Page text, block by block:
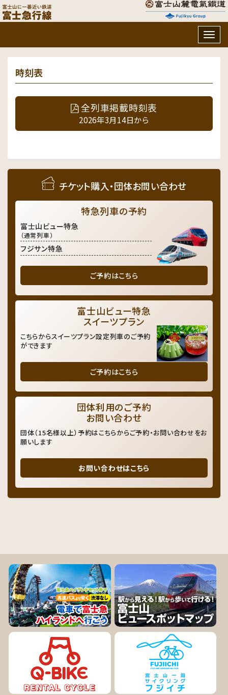
時刻表
全列車掲載時刻表
2026年3月14日から
チケット購入・団体お問い合わせ
特急列車の予約
富士山ビュー特急
（通常列車）
フジサン特急
ご予約はこちら
富士山ビュー特急
スイーツプラン
こちらからスイーツプラン設定列車のご予約
ができます
ご予約はこちら
団体利用のご予約
お問い合わせ
団体（15名様以上）予約はこちらからご予約・お問い合わせをお
願いします
お問い合わせはこちら